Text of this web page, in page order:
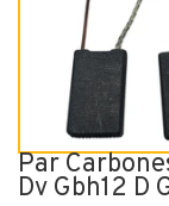
Par
Dv Gbh12 D